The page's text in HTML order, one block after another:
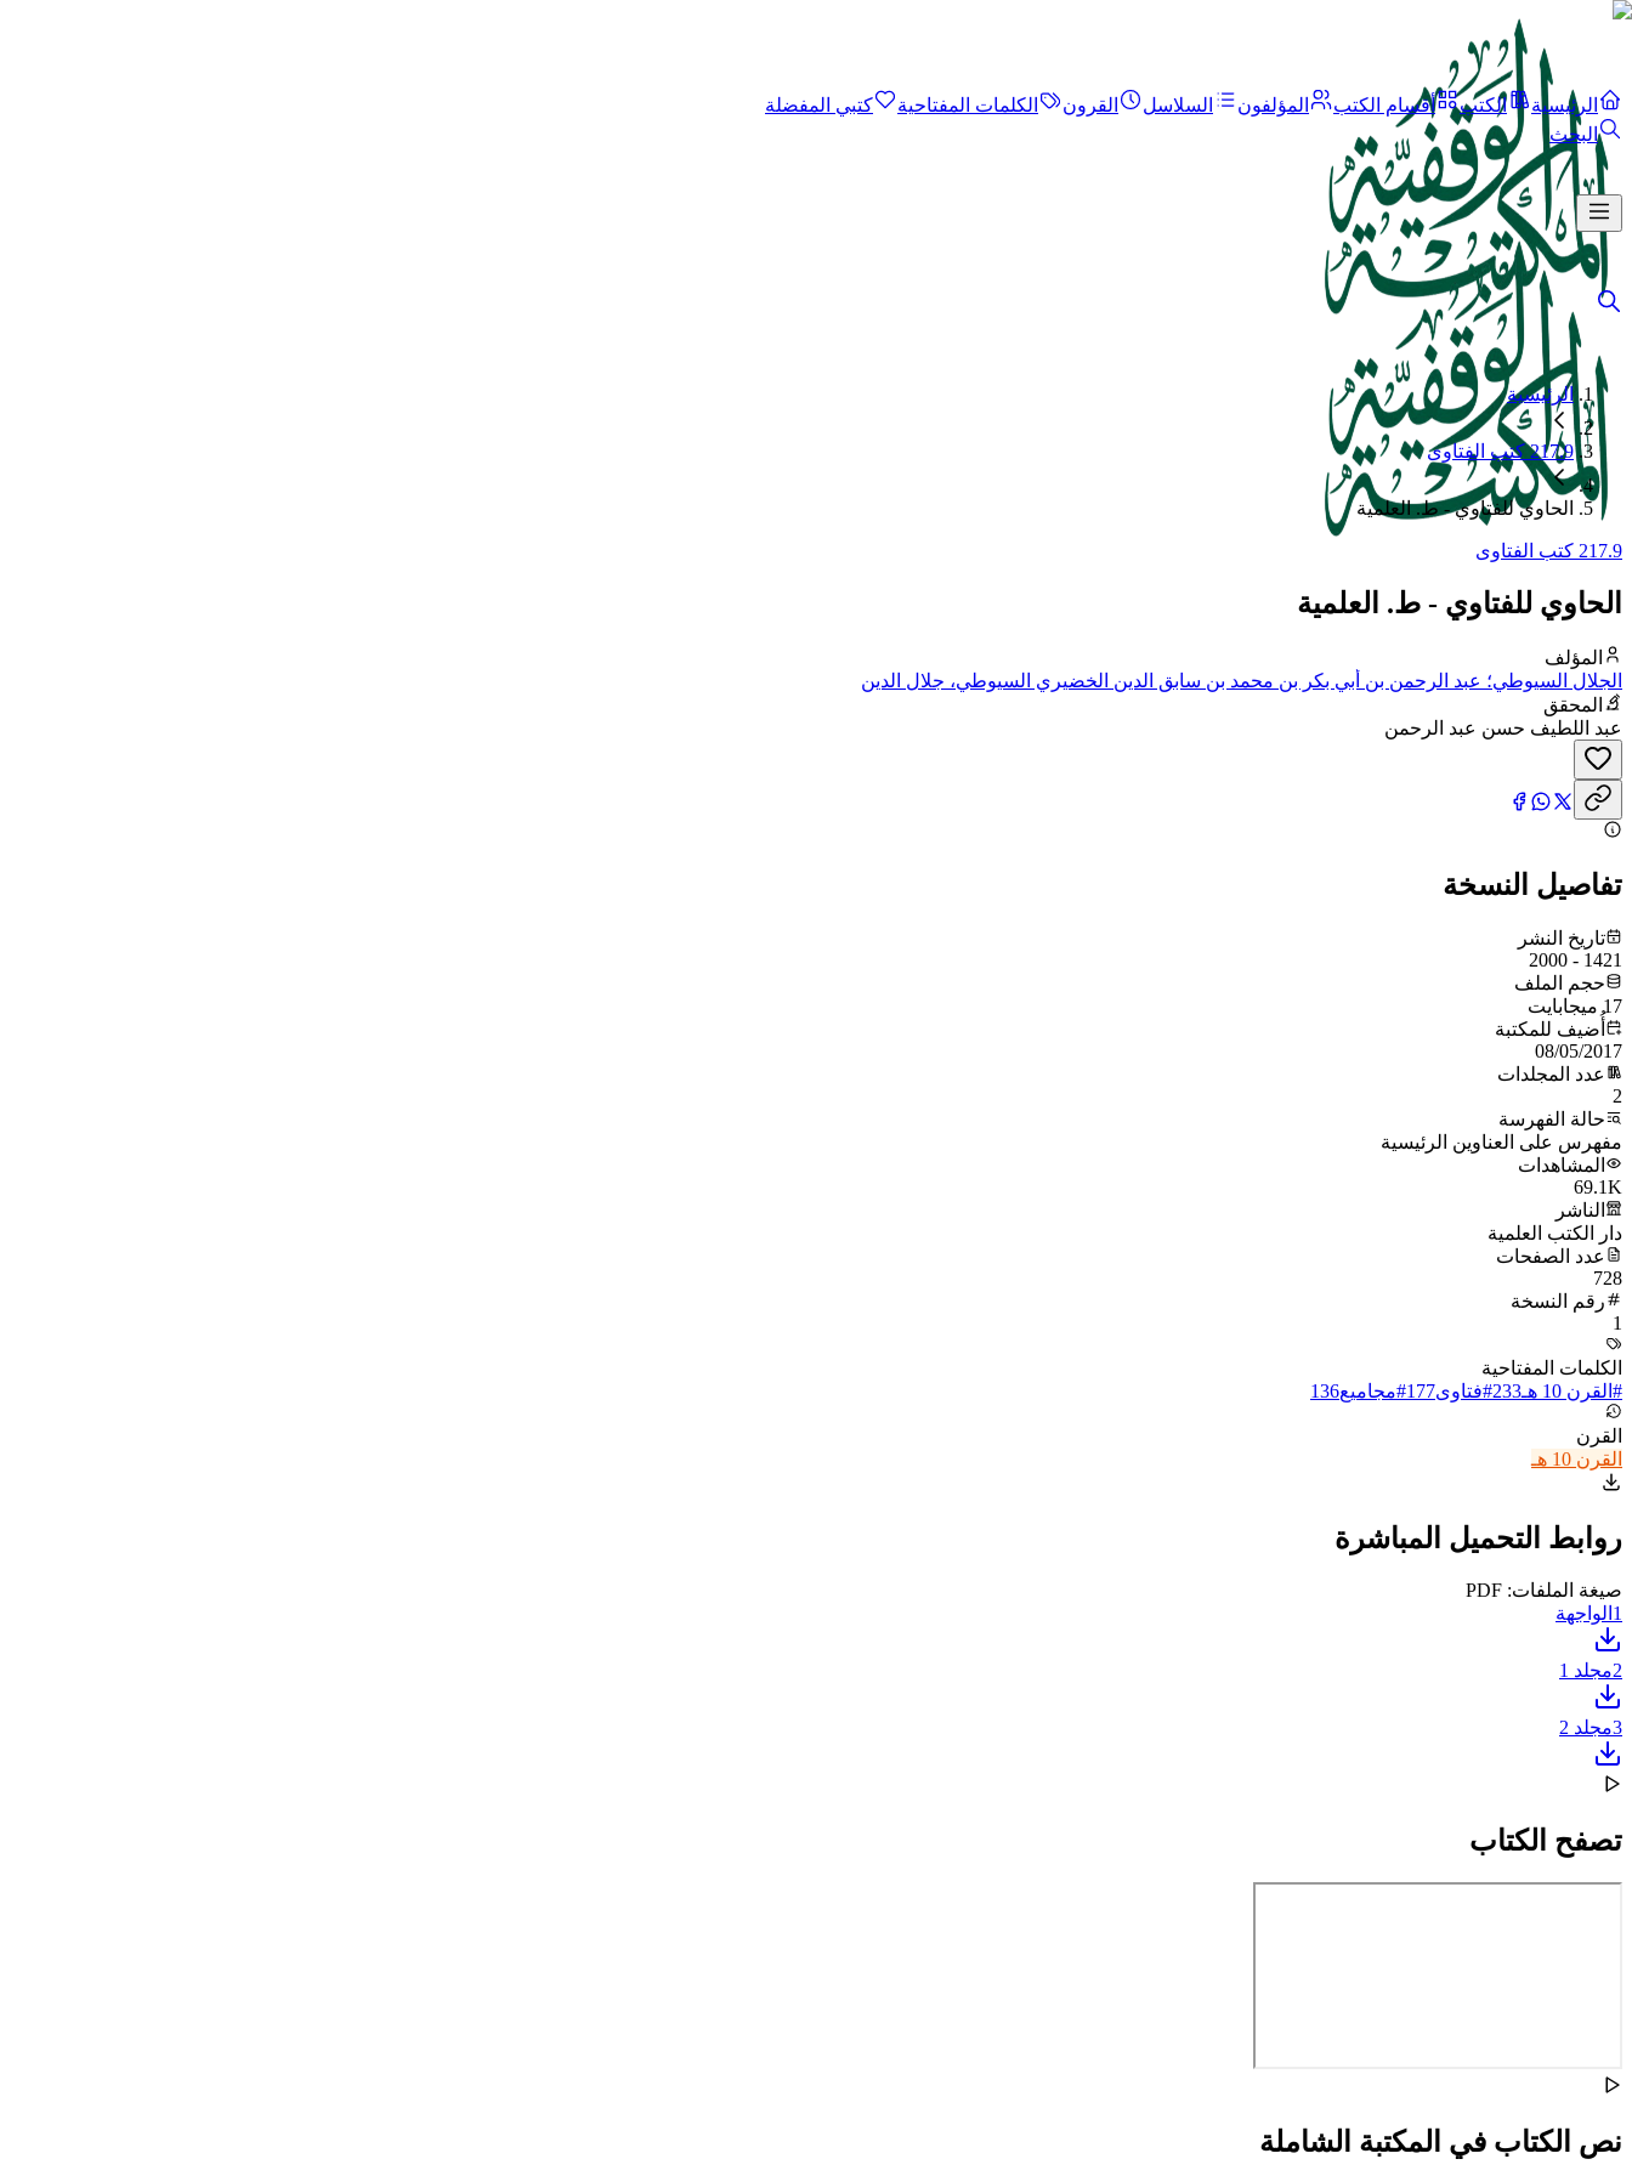
الرئيسية الكتب أقسام الكتب المؤلفون السلاسل القرون الكلمات المفتاحية
كتبي المفضلة
البحث
الرئيسية
217.9 كتب الفتاوى
الحاوي للفتاوي - ط. العلمية
217.9 كتب الفتاوى
الحاوي للفتاوي - ط. العلمية
المؤلف
الجلال السيوطي؛ عبد الرحمن بن أبي بكر بن محمد بن سابق الدين الخضيري السيوطي، جلال الدين
المحقق
عبد اللطيف حسن عبد الرحمن
تفاصيل النسخة
تاريخ النشر
1421 - 2000
حجم الملف
17 ميجابايت
أُضيف للمكتبة
08/05/2017
عدد المجلدات
2
حالة الفهرسة
مفهرس على العناوين الرئيسية
المشاهدات
69.1K
الناشر
دار الكتب العلمية
عدد الصفحات
728
رقم النسخة
1
الكلمات المفتاحية
# القرن 10 هـ 233
#فتاوى177
#مجاميع136
القرن
القرن 10 هـ
روابط التحميل المباشرة
صيغة الملفات: PDF
1 الواجهة
2مجلد 1
3مجلد 2
تصفح الكتاب
نص الكتاب في المكتبة الشاملة